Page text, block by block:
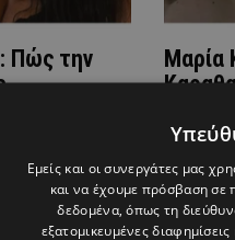
Πώς την
Μαρία
Εμείς και οι συνεργάτες μας
και να έχουμε πρόσβαση σε
δεδομένα, όπως τη
εξατομικευμένες